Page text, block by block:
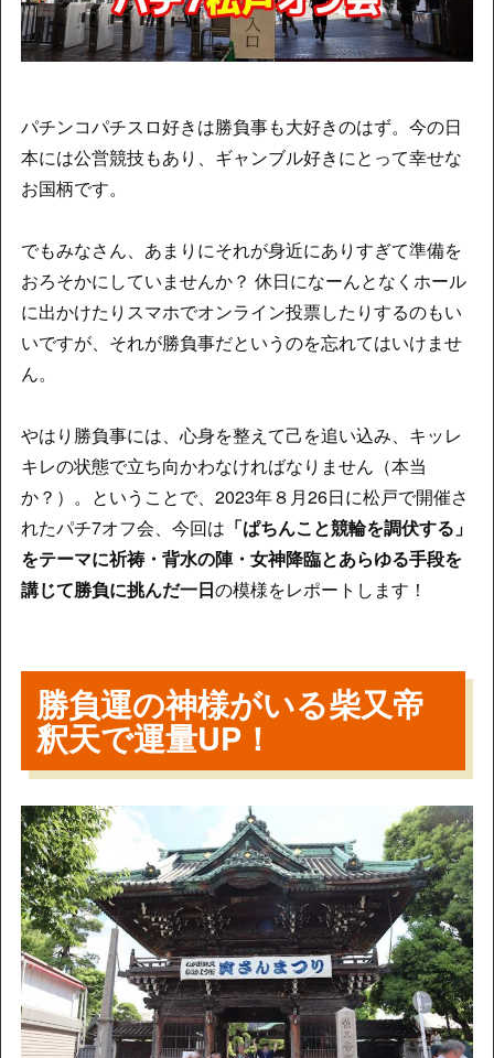
パチンコパチスロ好きは勝負事も大好きのはず。今の日
本には公営競技もあり、ギャンブル好きにとって幸せな
お国柄です。
でもみなさん、あまりにそれが身近にありすぎて準備を
おろそかにしていませんか？ 休日になーんとなくホール
に出かけたりスマホでオンライン投票したりするのもい
いですが、それが勝負事だというのを忘れてはいけませ
ん。
やはり勝負事には、心身を整えて己を追い込み、キッレ
キレの状態で立ち向かわなければなりません（本当
か？）。ということで、2023年８月26日に松戸で開催さ
れたパチ7オフ会、今回は 「ぱちんこと競輪を調伏する」
をテーマに祈祷・背水の陣・女神降臨とあらゆる手段を
講じて勝負に挑んだ一日の模様をレポートします！
勝負運の神様がいる柴又帝
釈天で運量UP！